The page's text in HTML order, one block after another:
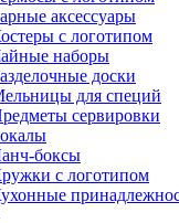
аксессуары
с логотипом
наборы
доски
для специй
сервировки
боксы
с логотипом